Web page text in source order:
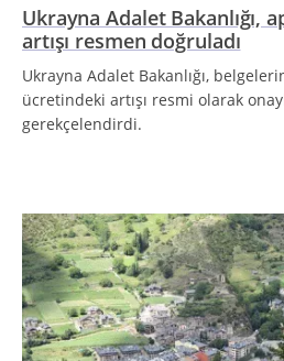
Ukrayna Adalet Bakanlığı,
artışı resmen doğruladı
Ukrayna Adalet Bakanlığı,
ücretindeki artışı resmi olarak
gerekçelendirdi.